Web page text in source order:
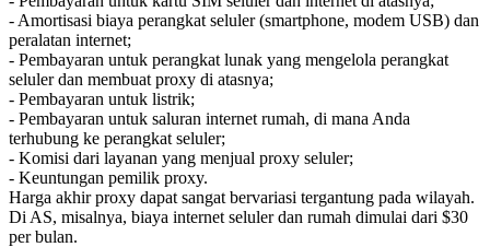
- Amortisasi biaya perangkat seluler (smartphone, modem USB) dan
peralatan internet;
- Pembayaran untuk perangkat lunak yang mengelola perangkat
seluler dan membuat proxy di atasnya;
- Pembayaran untuk listrik;
- Pembayaran untuk saluran internet rumah, di mana Anda
terhubung ke perangkat seluler;
- Komisi dari layanan yang menjual proxy seluler;
- Keuntungan pemilik proxy.
Harga akhir proxy dapat sangat bervariasi tergantung pada wilayah.
Di AS, misalnya, biaya internet seluler dan rumah dimulai dari $30
per bulan.